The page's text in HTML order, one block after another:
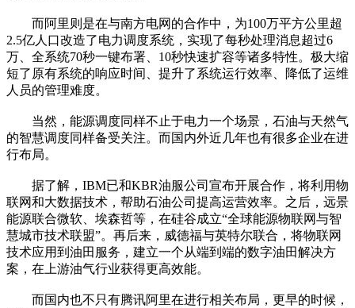
而阿里则是在与南方电网的合作中，为100万平方公里超
2.5亿人口改造了电力调度系统，实现了每秒处理消息超过6
万、全系统70秒一键布署、10秒快速扩容等诸多特性。极大缩
短了原有系统的响应时间、提升了系统运行效率、降低了运维
人员的管理难度。
当然，能源调度同样不止于电力一个场景，石油与天然气
的智慧调度同样备受关注。而国内外近几年也有很多企业在进
行布局。
据了解，IBM已和KBR油服公司宣布开展合作，将利用物
联网和大数据技术，帮助石油公司提高运营效率。之后，远景
能源联合微软、埃森哲等，在硅谷成立“全球能源物联网与智
慧城市技术联盟”。再后来，威德福与英特尔联合，将物联网
技术应用到油田服务，建立一个从端到端的数字油田解决方
案，在上游油气行业获得更高效能。
而国内也不只有腾讯阿里在进行相关布局，更早的时候，